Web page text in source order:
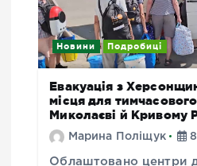
Новини Подробиці
Евакуація з
місця для
Миколаєві й Кривому
Марина Поліщук
Облаштовано центри